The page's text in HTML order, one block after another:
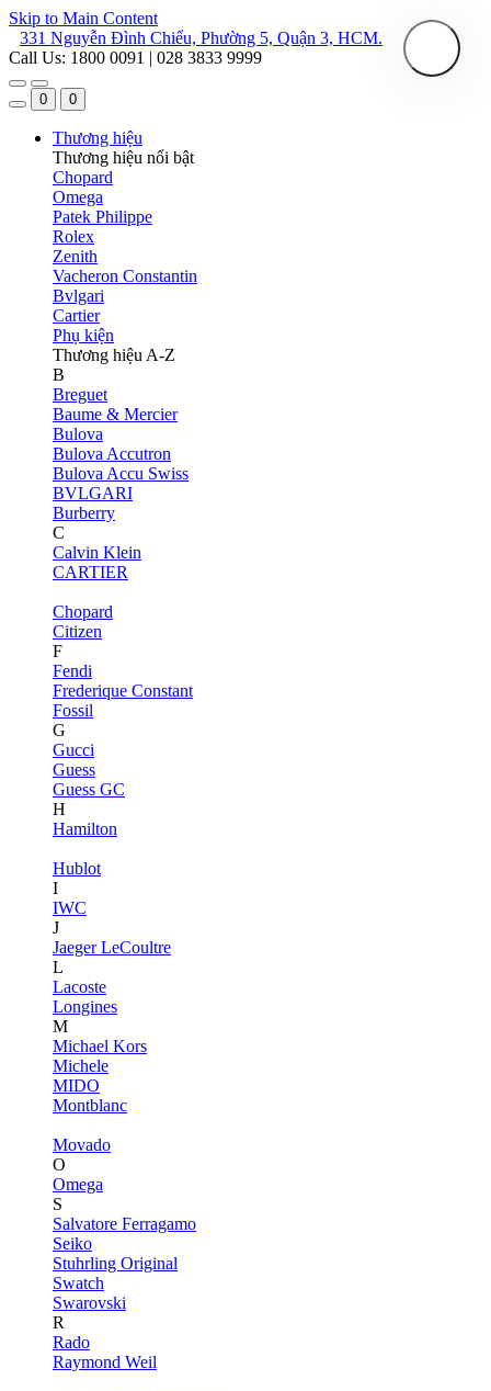
Skip to Main Content
331 Nguyễn Đình Chiểu, Phường 5, Quận 3, HCM.
Call Us: 1800 0091 | 028 3833 9999
0 0
Thương hiệu
Thương hiệu nổi bật
Chopard
Omega
Patek Philippe
Rolex
Zenith
Vacheron Constantin
Bvlgari
Cartier
Phụ kiện
Thương hiệu A-Z
B
Breguet
Baume & Mercier
Bulova
Bulova Accutron
Bulova Accu Swiss
BVLGARI
Burberry
C
Calvin Klein
CARTIER
Chopard
Citizen
F
Fendi
Frederique Constant
Fossil
G
Gucci
Guess
Guess GC
H
Hamilton
Hublot
I
IWC
J
Jaeger LeCoultre
L
Lacoste
Longines
M
Michael Kors
Michele
MIDO
Montblanc
Movado
O
Omega
S
Salvatore Ferragamo
Seiko
Stuhrling Original
Swatch
Swarovski
R
Rado
Raymond Weil